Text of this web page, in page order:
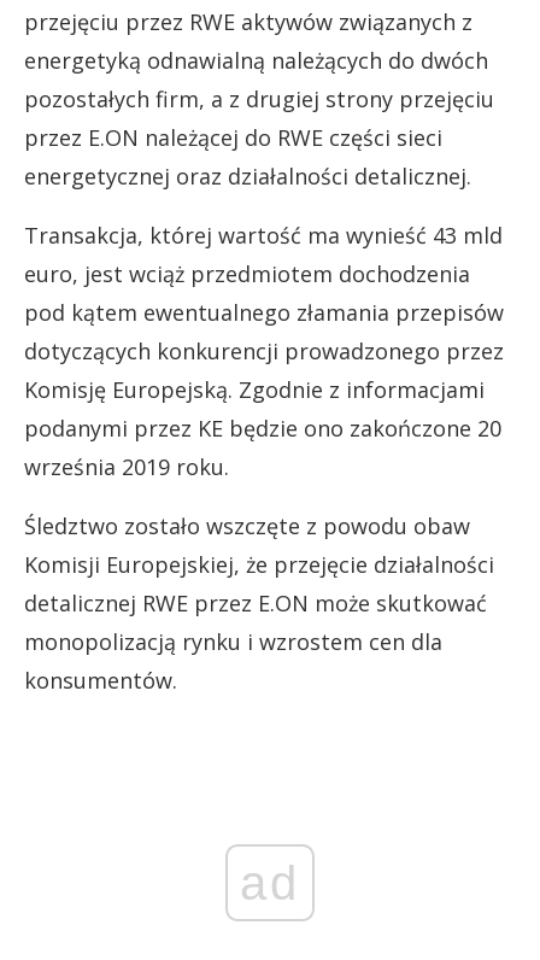
przejęciu przez RWE aktywów związanych z
energetyką odnawialną należących do dwóch
pozostałych firm, a z drugiej strony przejęciu
przez E.ON należącej do RWE części sieci
energetycznej oraz działalności detalicznej.
Transakcja, której wartość ma wynieść 43 mld
euro, jest wciąż przedmiotem dochodzenia
pod kątem ewentualnego złamania przepisów
dotyczących konkurencji prowadzonego przez
Komisję Europejską. Zgodnie z informacjami
podanymi przez KE będzie ono zakończone 20
września 2019 roku.
Śledztwo zostało wszczęte z powodu obaw
Komisji Europejskiej, że przejęcie działalności
detalicznej RWE przez E.ON może skutkować
monopolizacją rynku i wzrostem cen dla
konsumentów.
ad